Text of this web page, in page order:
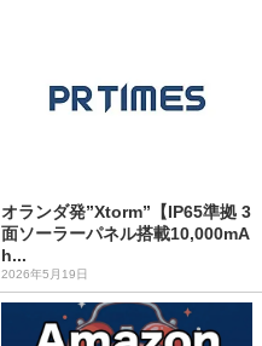
オランダ発”Xtorm”【IP65準拠 3
面ソーラーパネル搭載10,000mA
h...
2026年5月19日